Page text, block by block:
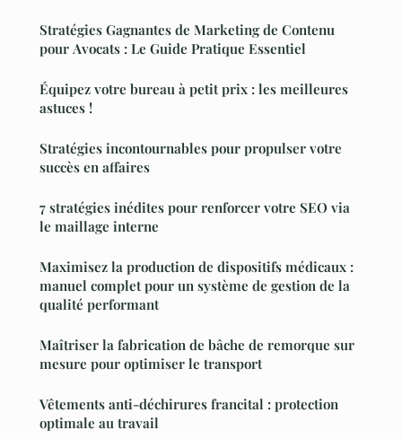
Stratégies Gagnantes de Marketing de Contenu
pour Avocats : Le Guide Pratique Essentiel
Équipez votre bureau à petit prix : les meilleures
astuces !
Stratégies incontournables pour propulser votre
succès en affaires
7 stratégies inédites pour renforcer votre SEO via
le maillage interne
Maximisez la production de dispositifs médicaux :
manuel complet pour un système de gestion de la
qualité performant
Maîtriser la fabrication de bâche de remorque sur
mesure pour optimiser le transport
Vêtements anti-déchirures francital : protection
optimale au travail